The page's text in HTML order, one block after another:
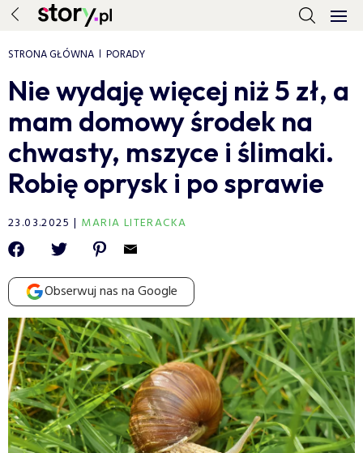
STRONA GŁÓWNA PORADY
Nie wydaję więcej niż 5 zł, a
mam domowy środek na
chwasty, mszyce i ślimaki.
Robię oprysk i po sprawie
23.03.2025 MARIA LITERACKA
Obserwuj nas na Google